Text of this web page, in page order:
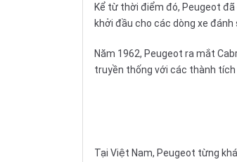
Kể từ thời điểm đó, Peugeot
khởi đầu cho các dòng xe đánh
Năm 1962, Peugeot ra mắt
truyền thống với các thành
Tại Việt Nam, Peugeot từng